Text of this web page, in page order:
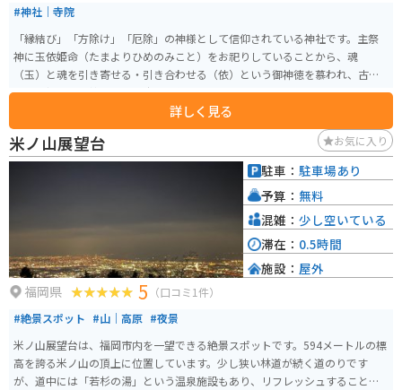
#神社｜寺院
「縁結び」「方除け」「厄除」の神様として信仰されている神社です。主祭
神に玉依姫命（たまよりひめのみこと）をお祀りしていることから、魂
（玉）と魂を引き寄せる・引き合わせる（依）という御神徳を慕われ、古く
から「縁結びの神」として広く信仰されています。
詳しく見る
米ノ山展望台 お気に入り
福岡県 5 （口コミ1件）
#絶景スポット #山｜高原 #夜景
米ノ山展望台は、福岡市内を一望できる絶景スポットです。594メートルの標
高を誇る米ノ山の頂上に位置しています。少し狭い林道が続く道のりです
が、道中には「若杉の湯」という温泉施設もあり、リフレッシュすることが
駐車： 駐車場あり
予算： 無料
混雑： 少し空いている
滞在： 0.5時間
施設： 屋外